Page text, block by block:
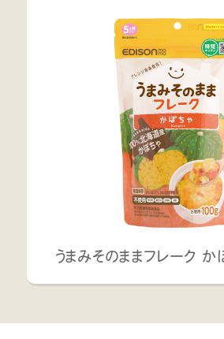
うまみそのままフレーク